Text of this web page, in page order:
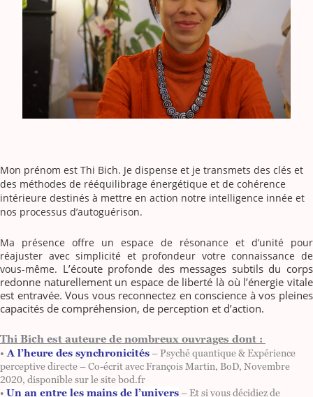
Mon prénom est Thi Bich. Je dispense et je transmets des clés et
des méthodes de rééquilibrage énergétique et de cohérence
intérieure destinés à mettre en action notre intelligence innée et
nos processus d’autoguérison.
Ma présence offre un espace de résonance et d’unité pour
réajuster avec simplicité et profondeur votre connaissance de
vous-même. L’écoute profonde des messages subtils du corps
redonne naturellement un espace de liberté là où l’énergie vitale
est entravée. Vous vous reconnectez en conscience à vos pleines
capacités de compréhension, de perception et d’action.
Thi Bich est auteure de nombreux ouvrages dont :
•A l’heure des synchronicités– Psyché quantique & Expérience
perceptive directe – Co-écrit avec François Martin, BoD, Novembre
2020, disponible sur le site bod.fr
• Un an entre les mains de l’univers– Et si vous décidiez de